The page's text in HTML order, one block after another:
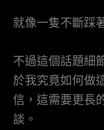
就像一隻不斷踩
不過這個話題細
於我究竟如何做
信，這需要更長
談。